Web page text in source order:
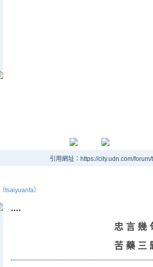
引用網址：https://city.udn.com/
tsaiyuanfa）
....
忠 言 幾
苦 藥 三